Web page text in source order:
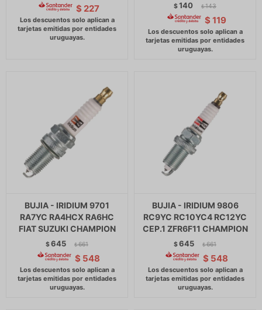
$ 227 $140 $ 143
$ 119
BUJIA - IRIDIUM 9701
RA7YC RA4HCX RA6HC
FIAT SUZUKI CHAMPION
$645 $ 661
$ 548
BUJIA - IRIDIUM 9806
RC9YC RC10YC4 RC12YC
CEP.1 ZFR6F11 CHAMPION
$645 $ 661
$ 548